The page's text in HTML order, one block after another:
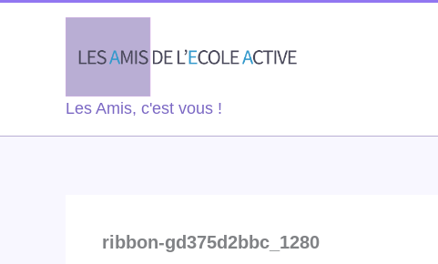
Les Amis, c'est vous !
ribbon-gd375d2bbc_1280